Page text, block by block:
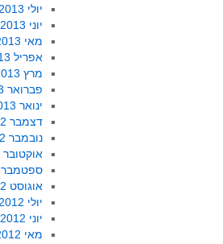
יולי 2013
יוני 2013
מאי 2013
אפריל 2013
מרץ 2013
פברואר 2013
ינואר 2013
דצמבר 2012
נובמבר 2012
אוקטובר 2012
ספטמבר 2012
אוגוסט 2012
יולי 2012
יוני 2012
מאי 2012